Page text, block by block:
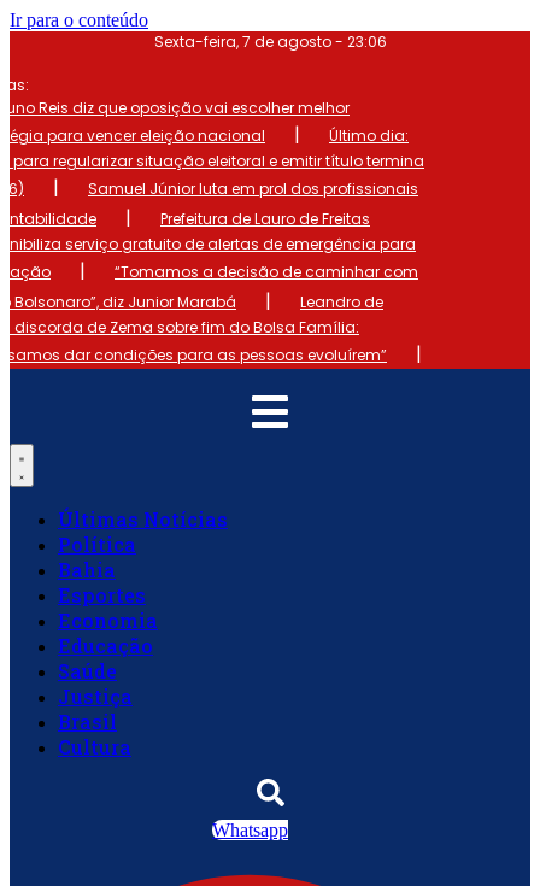
Ir para o conteúdo
Sexta-feira, 7 de agosto - 23:06
Reis diz que oposição vai escolher melhor
para vencer eleição nacional
|
Último dia:
para regularizar situação eleitoral e emitir título termina
|
Samuel Júnior luta em prol dos profissionais
|
Prefeitura de Lauro de Freitas
serviço gratuito de alertas de emergência para
|
“Tomamos a decisão de caminhar com
Bolsonaro”, diz Junior Marabá
|
Leandro de
discorda de Zema sobre fim do Bolsa Família:
dar condições para as pessoas evoluírem”
|
Últimas Notícias
Política
Bahia
Esportes
Economia
Educação
Saúde
Justiça
Brasil
Cultura
Whatsapp